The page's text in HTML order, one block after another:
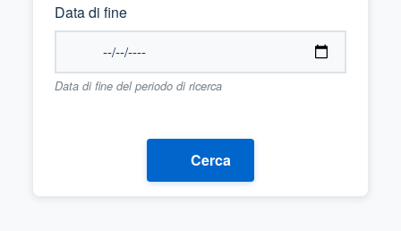
Data di fine
Data di fine del periodo di ricerca
Cerca